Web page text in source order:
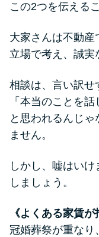
この2つを伝える
大家さんは不動
立場で考え、誠実
相談は、言い訳せ
「本当のことを
と思われるんじ
ません。
しかし、嘘はい
しましょう。
《よくある家賃が
冠婚葬祭が重なり